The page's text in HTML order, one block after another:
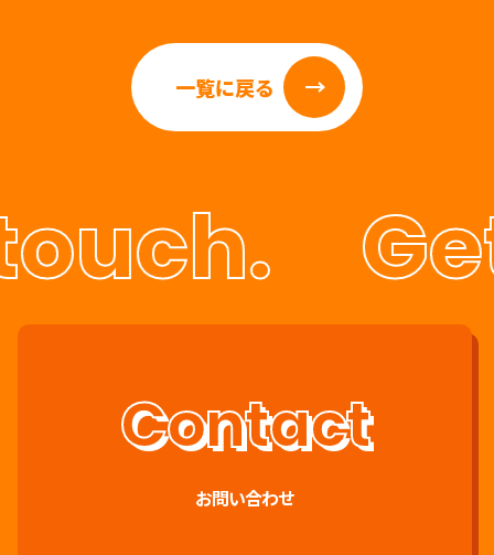
一覧に戻る
お問い合わせ